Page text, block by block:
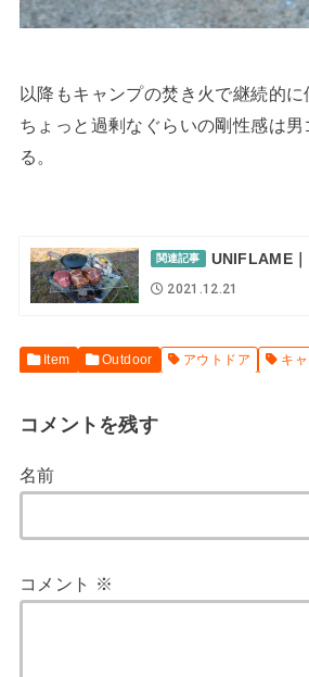
以降もキャンプの焚き火で継続的
ちょっと過剰なぐらいの剛性感は
る。
関連記事 UNIFLAME
2021.12.21
Item Outdoor アウトドア キ
コメントを残す
名前
コメント ※